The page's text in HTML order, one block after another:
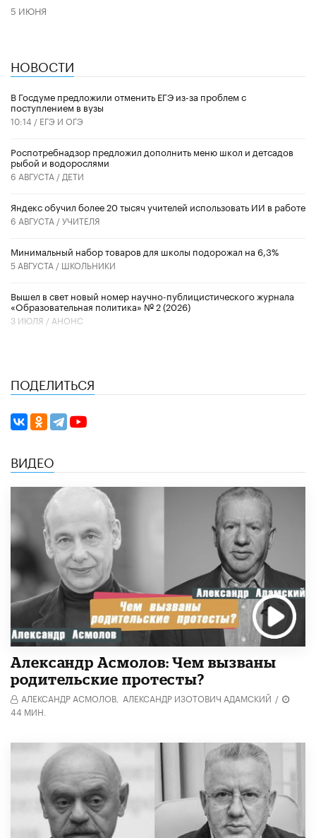
5 ИЮНЯ
НОВОСТИ
В Госдуме предложили отменить ЕГЭ из-за проблем с
поступлением в вузы
10:14 / ЕГЭ И ОГЭ
Роспотребнадзор предложил дополнить меню школ и детсадов
рыбой и водорослями
6 АВГУСТА / ДЕТИ
​Яндекс обучил более 20 тысяч учителей использовать ИИ в работе
6 АВГУСТА /УЧИТЕЛЯ
Минимальный набор товаров для школы подорожал на 6,3%
5 АВГУСТА / ШКОЛЬНИКИ
Вышел в свет новый номер научно-публицистического журнала
«Образовательная политика» № 2 (2026)
3 ИЮЛЯ / АНОНС
ПОДЕЛИТЬСЯ
ВИДЕО
Александр Асмолов: Чем вызваны
родительские протесты?
АЛЕКСАНДР АСМОЛОВ, АЛЕКСАНДР ИЗОТОВИЧ АДАМСКИЙ /
44 МИН.